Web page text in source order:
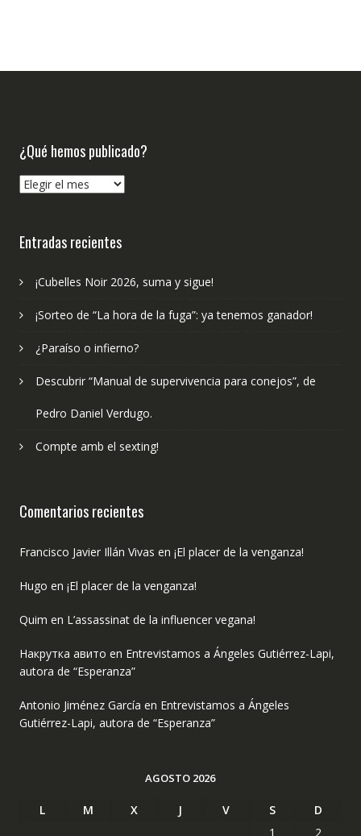
¿Qué hemos publicado?
¿Qué
Entradas recientes
¡Cubelles Noir 2026, suma y sigue!
¡Sorteo de “La hora de la fuga”: ya tenemos ganador!
¿Paraíso o infierno?
Descubrir “Manual de supervivencia para conejos”, de
Pedro Daniel Verdugo.
Compte amb el sexting!
Comentarios recientes
Francisco Javier Illán Vivas en ¡El placer de la venganza!
Hugo en ¡El placer de la venganza!
Quim en L’assassinat de la influencer vegana!
Накрутка авито en Entrevistamos a Ángeles Gutiérrez-Lapi,
autora de “Esperanza”
Antonio Jiménez García en Entrevistamos a Ángeles
Gutiérrez-Lapi, autora de “Esperanza”
AGOSTO 2026
L M X J V S
D
1
2